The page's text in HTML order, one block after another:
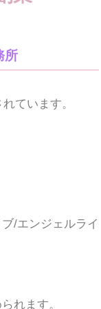
所
ています。
/エンジェルライ
れます。